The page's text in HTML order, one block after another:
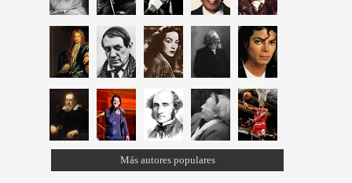
Más autores populares